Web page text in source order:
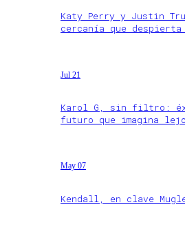
Katy Perry y Justin
cercanía que despierta
Jul 21
Karol G, sin filtro:
futuro que imagina
May 07
Kendall, en clave